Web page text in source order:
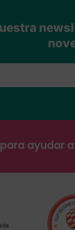
ayudar